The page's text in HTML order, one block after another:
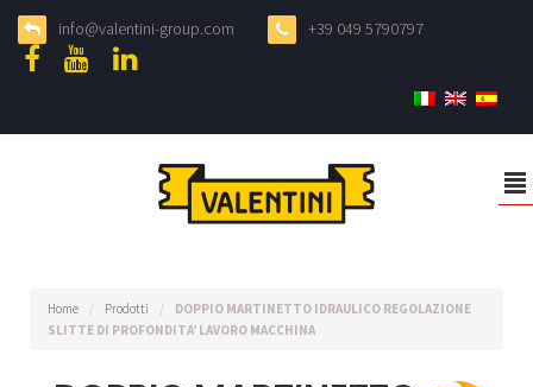
info@valentini-group.com +39 049 5790797
²
Home / Prodotti /
DOPPIO MARTINETTO IDRAULICO REGOLAZIONE
SLITTE DI PROFONDITA’ LAVORO MACCHINA